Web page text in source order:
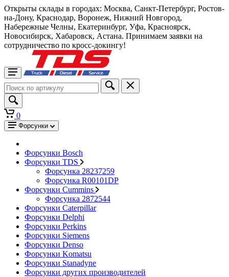
Открыты склады в городах: Москва, Санкт-Петербург, Ростов-
на-Дону, Краснодар, Воронеж, Нижний Новгород,
Набережные Челны, Екатеринбург, Уфа, Красноярск,
Новосибирск, Хабаровск, Астана. Принимаем заявки на
сотрудничество по кросс-докингу!
0
Форсунки
Форсунки Bosch
Форсунки TDS
Форсунка 28237259
Форсунка R00101DP
Форсунки Cummins
Форсунка 2872544
Форсунки Caterpillar
Форсунки Delphi
Форсунки Perkins
Форсунки Siemens
Форсунки Denso
Форсунки Komatsu
Форсунки Stanadyne
Форсунки других производителей